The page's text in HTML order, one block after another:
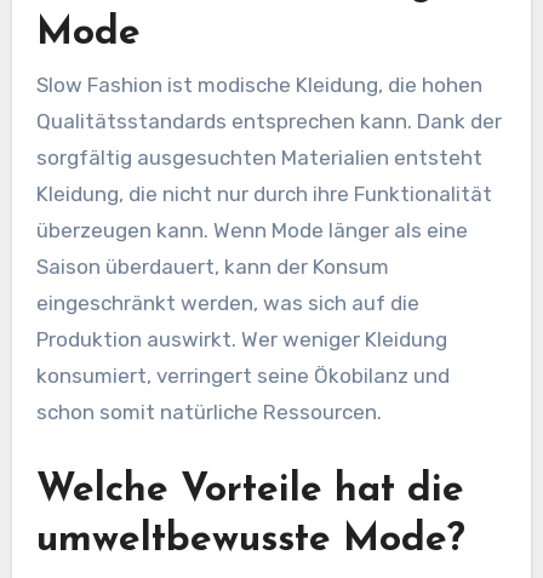
Mode
Slow Fashion ist modische Kleidung, die hohen
Qualitätsstandards entsprechen kann. Dank der
sorgfältig ausgesuchten Materialien entsteht
Kleidung, die nicht nur durch ihre Funktionalität
überzeugen kann. Wenn Mode länger als eine
Saison überdauert, kann der Konsum
eingeschränkt werden, was sich auf die
Produktion auswirkt. Wer weniger Kleidung
konsumiert, verringert seine Ökobilanz und
schon somit natürliche Ressourcen.
Welche Vorteile hat die
umweltbewusste Mode?